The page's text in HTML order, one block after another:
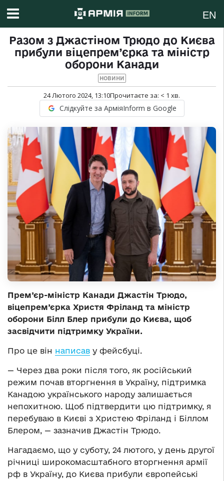
EN
Разом з Джастіном Трюдо до Києва
прибули віцепрем’єрка та міністр
оборони Канади
НОВИНИ
24 Лютого 2024, 13:10Прочитаєте за: < 1 хв.
Слідкуйте за АрміяInform в Google
Прем’єр-міністр Канади Джастін Трюдо,
віцепрем’єрка Христя Фріланд та міністр
оборони Білл Блер прибули до Києва, щоб
засвідчити підтримку України.
Про це він написав у фейсбуці.
— Через два роки після того, як російський
режим почав вторгнення в Україну, підтримка
Канадою українського народу залишається
непохитною. Щоб підтвердити цю підтримку, я
перебуваю в Києві з Христею Фріланд і Біллом
Блером, — зазначив Джастін Трюдо.
Нагадаємо, що у суботу, 24 лютого, у день другої
річниці широкомасштабного вторгнення армії
рф в Україну, до Києва прибули європейські